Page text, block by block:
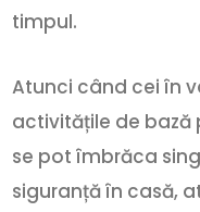
timpul.
Atunci când cei în
activitățile de bază
se pot îmbrăca
siguranță în casă,